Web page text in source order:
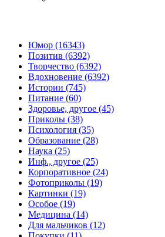
Юмор (16343)
Позитив (6392)
Творчество (6392)
Вдохновение (6392)
Истории (745)
Питание (60)
Здоровье, другое (45)
Приколы (38)
Психология (35)
Образование (28)
Наука (25)
Инф., другое (25)
Корпоративное (24)
Фотоприколы (19)
Картинки (19)
Особое (19)
Медицина (14)
Для мальчиков (12)